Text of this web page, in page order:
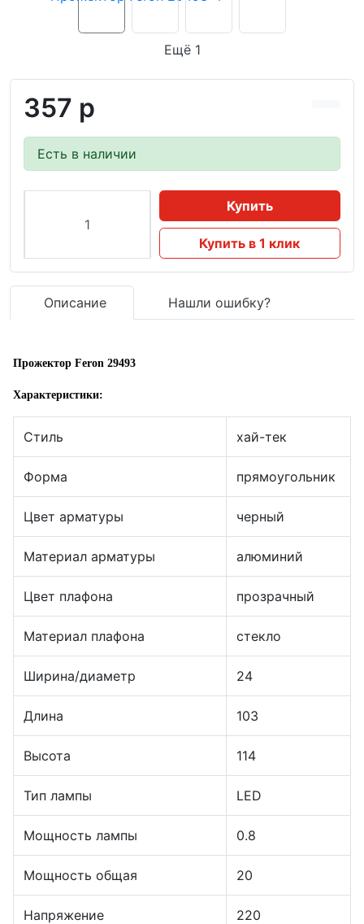
Ещё 1
357 р
Есть в наличии
Купить
Купить в 1 клик
Описание Нашли ошибку?
Прожектор Feron 29493
Характеристики:
Стиль хай-тек
Форма прямоугольник
Цвет арматуры черный
Материал арматуры алюминий
Цвет плафона прозрачный
Материал плафона стекло
Ширина/диаметр 24
Длина 103
Высота 114
Тип лампы LED
Мощность лампы 0.8
Мощность общая 20
Напряжение 220